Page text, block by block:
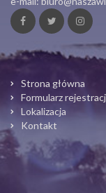
Strona główna
Formularz
Lokalizacja
Kontakt